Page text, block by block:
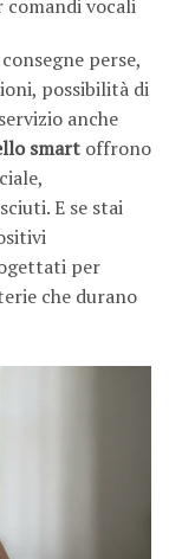
vocali
perse,
possibilità di
anche
smart offrono
E se stai
per
che durano